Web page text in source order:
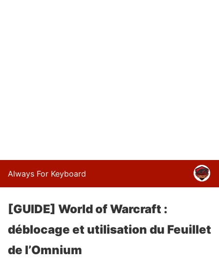
Always For Keyboard
[GUIDE] World of Warcraft :
déblocage et utilisation du Feuillet
de l’Omnium